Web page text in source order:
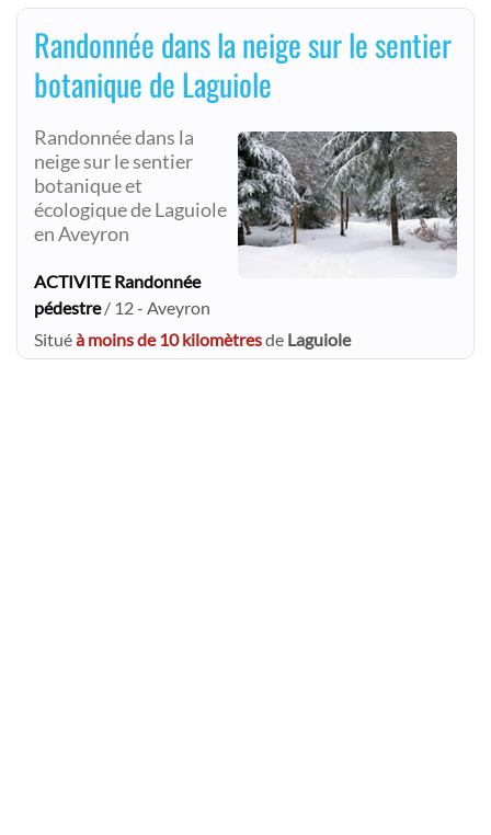
Randonnée dans la neige sur le sentier
botanique de Laguiole
Randonnée dans la
neige sur le sentier
botanique et
écologique de Laguiole
en Aveyron
ACTIVITE Randonnée
pédestre/ 12 - Aveyron
Situéà moins de 10 kilomètresde Laguiole